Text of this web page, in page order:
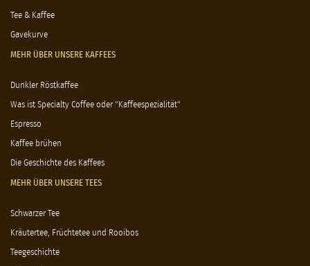
Tee & Kaffee
Gavekurve
MEHR ÜBER UNSERE KAFFEES
Dunkler Röstkaffee
Was ist Specialty Coffee oder "Kaffeespezialität"
Espresso
Kaffee brühen
Die Geschichte des Kaffees
MEHR ÜBER UNSERE TEES
Schwarzer Tee
Kräutertee, Früchtetee und Rooibos
Teegeschichte